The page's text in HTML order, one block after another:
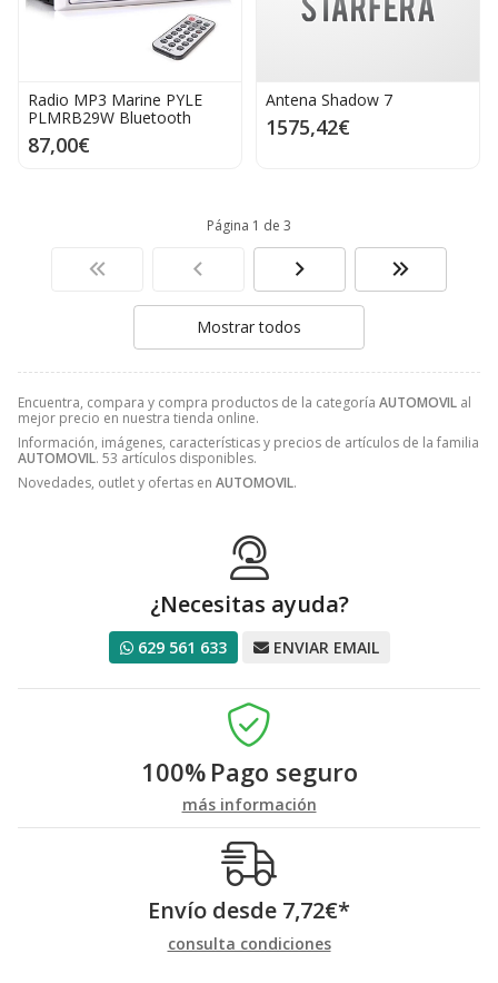
Encuentra, compara y compra productos de la categoría AUTOMOVIL al
mejor precio en nuestra tienda online.
Información, imágenes, características y precios de artículos de la familia
AUTOMOVIL. 53 artículos disponibles.
Novedades, outlet y ofertas en AUTOMOVIL.
Radio MP3 Marine PYLE
PLMRB29W Bluetooth
87,00€
Antena Shadow 7
1575,42€
Página 1 de 3
Mostrar todos
¿Necesitas ayuda?
629 561 633 ENVIAR EMAIL
100% Pago seguro
más información
Envío desde 7,72€*
consulta condiciones